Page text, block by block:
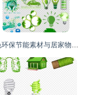
绿色环保节能素材与居家物品全攻略 高效工作与可持续生活